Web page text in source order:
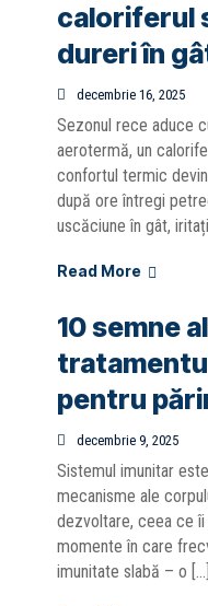
caloriferul
dureri în
decembrie 16, 2025
Sezonul rece aduce
aerotermă, un
confortul termic
după ore întregi
uscăciune în gât,
Read More
10 semne
pentru
decembrie 9, 2025
Sistemul imunitar
mecanisme ale
dezvoltare, ceea ce
momente în care
imunitate slabă – o […]